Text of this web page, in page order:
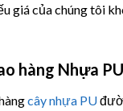
giá của chúng tôi
hàng Nhựa
cây nhựa PU